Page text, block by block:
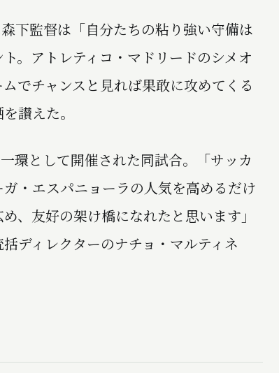
下監督は「自分たちの粘り強い守備は
。アトレティコ・マドリードのシメオ
でチャンスと見れば果敢に攻めてくる
讃えた。
環として開催された同試合。「サッカ
・エスパニョーラの人気を高めるだけ
、友好の架け橋になれたと思います」
ディレクターのナチョ・マルティネ